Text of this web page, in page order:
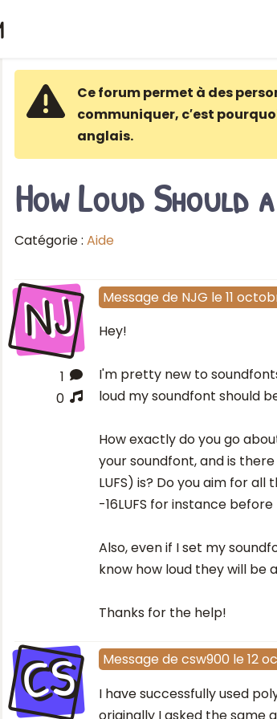
Ce forum permet à des
communiquer, c′est
anglais.
How Loud Should
Catégorie : Aide
NJ
1
0
Message de NJG le 11
Hey!
I'm pretty new to
loud my soundfont should
How exactly do you go
your soundfont, and is
LUFS) is? Do you aim for
-16LUFS for instance
Also, even if I set my
know how loud they will be
Thanks for the help!
CS Message de csw900 le 12
I have successfully used
originally I asked the same